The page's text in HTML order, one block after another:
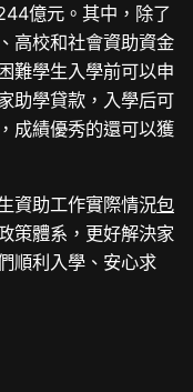
億元。其中，除了
高校和社會資助資金
難學生入學前可以申
助學貸款，入學后可
成績優秀的還可以獲
資助工作實際情況包
策體系，更好解決家
順利入學、安心求